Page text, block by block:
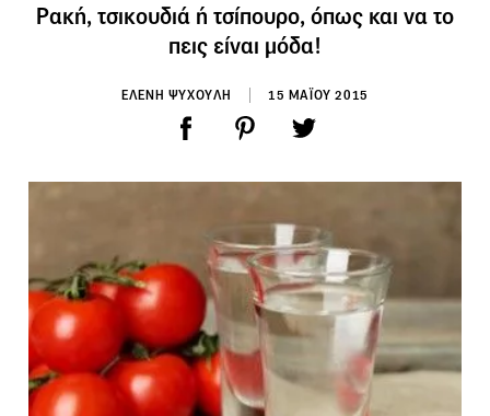
Ρακή, τσικουδιά ή τσίπουρο, όπως και να το
πεις είναι μόδα!
ΕΛΕΝΗ ΨΥΧΟΥΛΗ 15 ΜΑΪΟΥ 2015